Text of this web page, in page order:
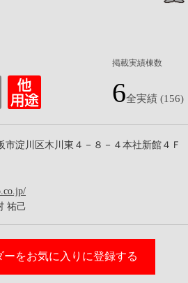
掲載実績棟数
6全実績 (156)
市淀川区木川東４－８－４本社新館４Ｆ
祐己
をお気に入りに登録する